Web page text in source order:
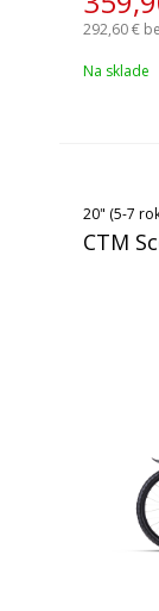
292,60 €
Na sklade
20" (5-7
CTM